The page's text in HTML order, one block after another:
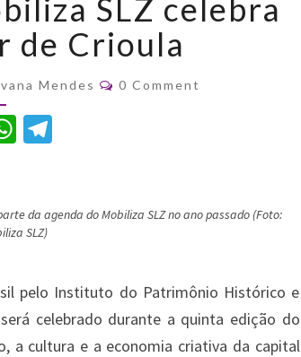
SLZ celebra
de Crioula
Mendes Comments
0 Comment
W
s
A
p
gr
da agenda do Mobiliza SLZ no ano passado (Foto:
SLZ)
pelo Instituto do Patrimônio Histórico e
celebrado durante a quinta edição do
a cultura e a economia criativa da capital